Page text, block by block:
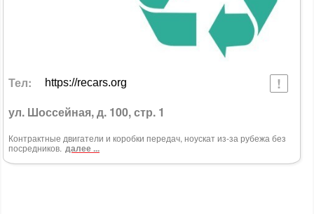
Тел: https://recars.org
ул. Шоссейная, д. 100, стр. 1
Контрактные двигатели и коробки передач, ноускат из-за рубежа без
посредников. далее ...